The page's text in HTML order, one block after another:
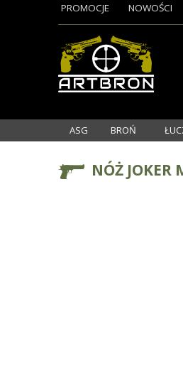
PROMOCJE NOWOŚCI
ASG BROŃ
NÓŻ JOKER